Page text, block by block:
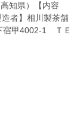
知県）【内容
者】相川製茶舗
宿甲4002-1 ＴＥ